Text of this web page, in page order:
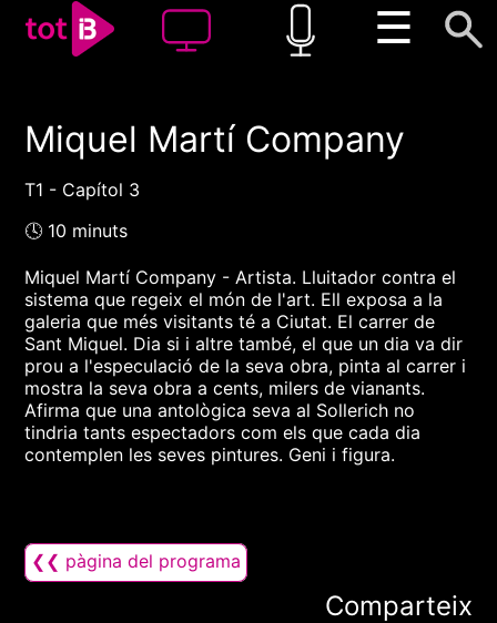
☰
00:00 00:00
Miquel Martí Company
T1 - Capítol 3
🕓 10 minuts
Miquel Martí Company - Artista. Lluitador contra el
sistema que regeix el món de l'art. Ell exposa a la
galeria que més visitants té a Ciutat. El carrer de
Sant Miquel. Dia si i altre també, el que un dia va dir
prou a l'especulació de la seva obra, pinta al carrer i
mostra la seva obra a cents, milers de vianants.
Afirma que una antològica seva al Sollerich no
tindria tants espectadors com els que cada dia
contemplen les seves pintures. Geni i figura.
❮❮ pàgina del programa
Comparteix